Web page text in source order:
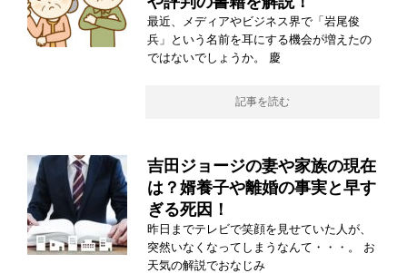
最近、メディアやビジネス界で「岩尾俊
兵」という名前を耳にする機会が増えたの
ではないでしょうか。 慶
記事を読む
吉田ジョージの妻や家族の現在
は？婿養子や離婚の事実と早す
ぎる死因！
昨日までテレビで笑顔を見せていた人が、
突然いなくなってしまうなんて・・・。 お
天気の解説でおなじみ